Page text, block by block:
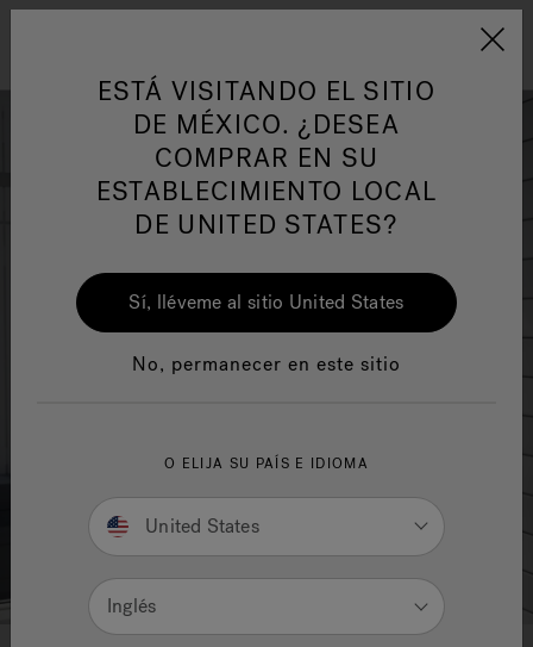
Jacuzzi&reg; Latin
Responsabilidad Social
HIDROMASAJE
ESTÁ VISITANDO EL SITIO
DE MÉXICO. ¿DESEA
COMPRAR EN SU
ESTABLECIMIENTO LOCAL
DE UNITED STATES?
Sí, lléveme al sitio United States
No, permanecer en este sitio
O ELIJA SU PAÍS E IDIOMA
United States
Inglés